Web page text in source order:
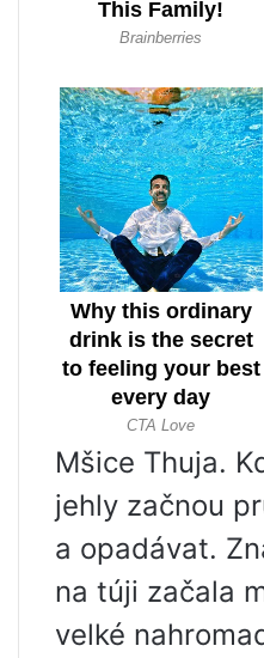
Mšice Thuja.
jehly začnou
a opadávat.
na túji začala
velké